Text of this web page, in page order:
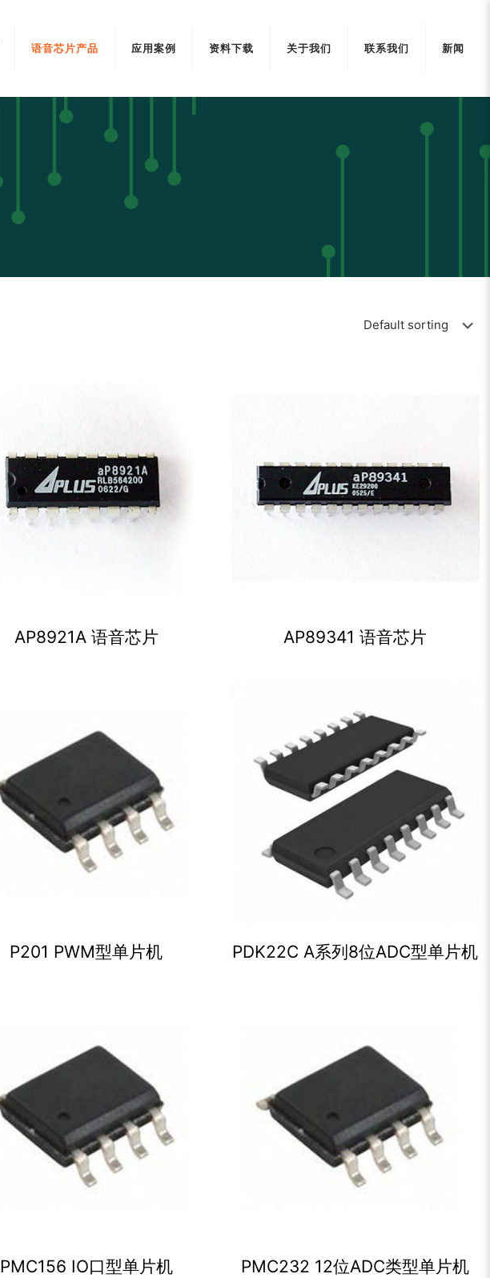
语音芯片产品 应用案例 资料下载 关于我们 联系我们 新闻
AP8921A 语音芯片 AP89341 语音芯片
P201 PWM型单片机 PDK22C A系列8位ADC型单片机
PMC156 IO口型单片机 PMC232 12位ADC类型单片机